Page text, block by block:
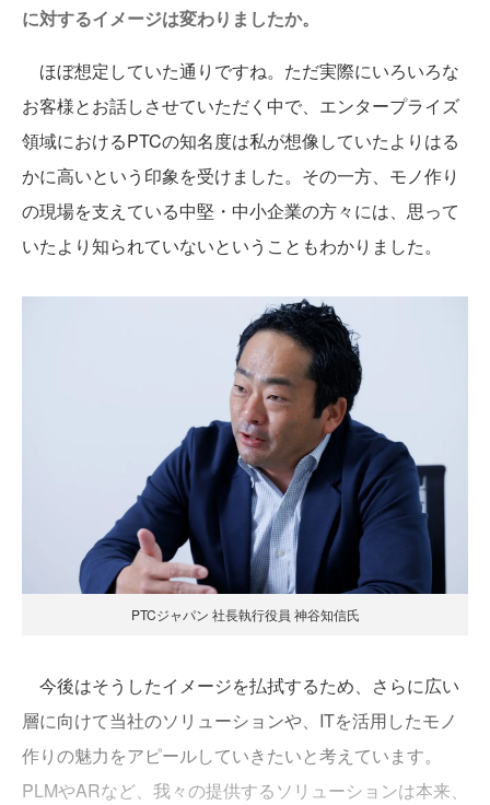
に対するイメージは変わりましたか。
ほぼ想定していた通りですね。ただ実際にいろいろな
お客様とお話しさせていただく中で、エンタープライズ
領域におけるPTCの知名度は私が想像していたよりはる
かに高いという印象を受けました。その一方、モノ作り
の現場を支えている中堅・中小企業の方々には、思って
いたより知られていないということもわかりました。
PTCジャパン 社長執行役員 神谷知信氏
今後はそうしたイメージを払拭するため、さらに広い
層に向けて当社のソリューションや、ITを活用したモノ
作りの魅力をアピールしていきたいと考えています。
PLMやARなど、我々の提供するソリューションは本来、